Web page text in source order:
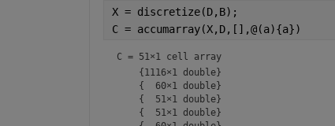
X = discretize(D,B);
C = accumarray(X,D,[],@(a){a})
C = 51×1 cell array
    {1116×1 double}
    {  60×1 double}
    {  51×1 double}
    {  51×1 double}